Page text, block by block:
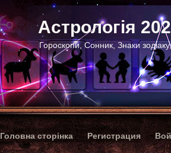
Астрологія
Гороскопи, Сонник, Знаки
Головна сторінка Регистрация